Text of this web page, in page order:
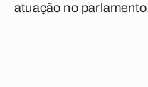
atuação no